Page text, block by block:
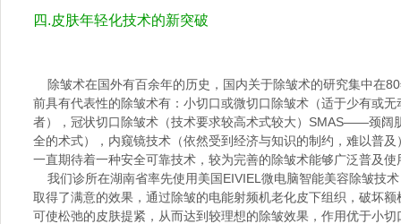
四.皮肤年轻化技术的新突破
除皱术在国外有百余年的历史，国内关于除皱术的研究集中在
前具有代表性的除皱术有：小切口或微切口除皱术（适于少有或
者），冠状切口除皱术（技术要求较高术式较大）SMAS——颈阔
全的术式），内窥镜技术（依然受到经济与知识的制约，难以普
一直期待着一种安全可靠技术，较为完善的除皱术能够广泛普及使
我们诊所在湖南省率先使用美国EIVIEL微电脑智能美容除皱技
取得了满意的效果，通过除皱的电能射频机老化皮下组织，破坏
可使松弛的皮肤提紧，从而达到较理想的除皱效果，作用优于小